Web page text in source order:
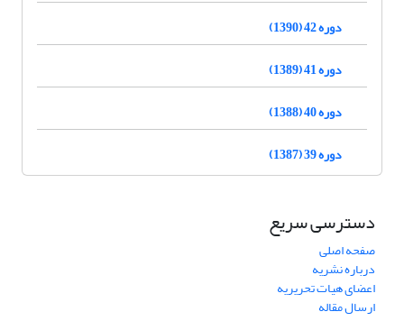
دوره 42 (1390)
دوره 41 (1389)
دوره 40 (1388)
دوره 39 (1387)
دسترسی سریع
صفحه اصلی
درباره نشریه
اعضای هیات تحریریه
ارسال مقاله